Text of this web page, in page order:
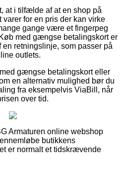
at i tilfælde af at en shop på
for en pris der kan virke
gange være et fingerpeg
med gængse betalingskort er
retningslinje, som passer på
outlets.
gængse betalingskort eller
en alternativ mulighed bør du
fra eksempelvis ViaBill, når
over tid.
Armaturen online webshop
butikkens
er normalt et tidskrævende